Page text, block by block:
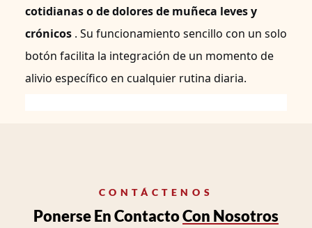
cotidianas o de dolores de muñeca leves y
crónicos. Su funcionamiento sencillo con un solo
botón facilita la integración de un momento de
alivio específico en cualquier rutina diaria.
CONTÁCTENOS
Ponerse En ContactoCon Nosotros